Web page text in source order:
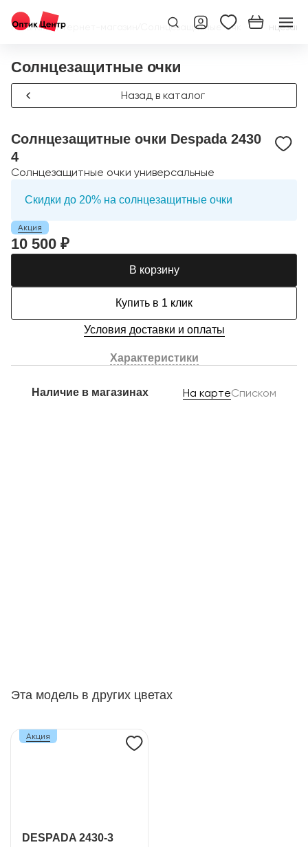
Главная/Интернет-магазин Солнцезащитные очки /
Солнцезащитные очки
Назад в каталог
Солнцезащитные очки Despada 2430
4
Солнцезащитные очки универсальные
Скидки до 20% на солнцезащитные очки
Акция
10 500 ₽
В корзину
Купить в 1 клик
Условия доставки и оплаты
Характеристики
Наличие в магазинах На картеСписком
Эта модель в других цветах
DESPADA 2430-3
Акция